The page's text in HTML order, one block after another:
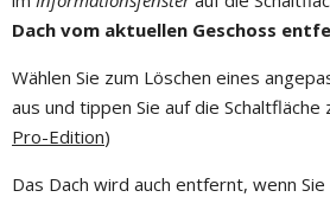
Dach vom aktuellen Geschoss
Wählen Sie zum Löschen eines
aus und tippen Sie auf die Schaltfläche
Pro-Edition)
Das Dach wird auch entfernt, wenn